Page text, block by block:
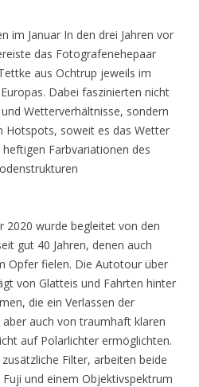
im Januar In den drei Jahren vor
das Fotografenehepaar
aus Ochtrup jeweils im
Dabei faszinierten nicht
Wetterverhältnisse, sondern
Hotspots, soweit es das Wetter
Farbvariationen des
2020 wurde begleitet von den
gut 40 Jahren, denen auch
Opfer fielen. Die Autotour über
von Glatteis und Fahrten hinter
die ein Verlassen der
auch von traumhaft klaren
auf Polarlichter ermöglichten.
Filter, arbeiten beide
und einem Objektivspektrum